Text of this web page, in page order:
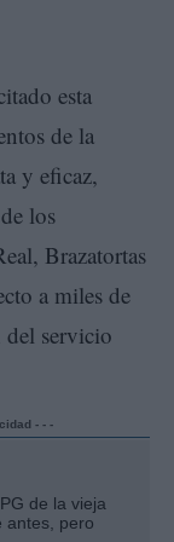
esta
de la
y eficaz,
los
Brazatortas
a miles de
del servicio
- - -
de la vieja
antes, pero